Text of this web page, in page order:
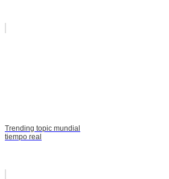
Trending topic mundial
tiempo real